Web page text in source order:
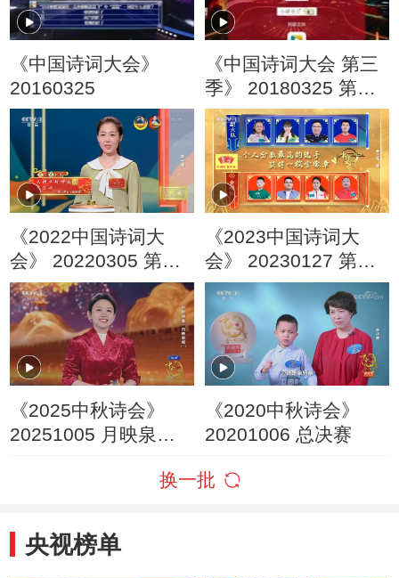
《中国诗词大会》
20160325
《中国诗词大会 第三
季》 20180325 第三
场
《2022中国诗词大
会》 20220305 第一
场
《2023中国诗词大
会》 20230127 第三
场 燃
《2025中秋诗会》
20251005 月映泉城
《2020中秋诗会》
20201006 总决赛
换一批
央视榜单